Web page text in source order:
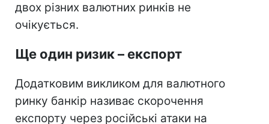
двох різних валютних ринків не
очікується.
Ще один ризик – експорт
Додатковим викликом для валютного
ринку банкір називає скорочення
експорту через російські атаки на